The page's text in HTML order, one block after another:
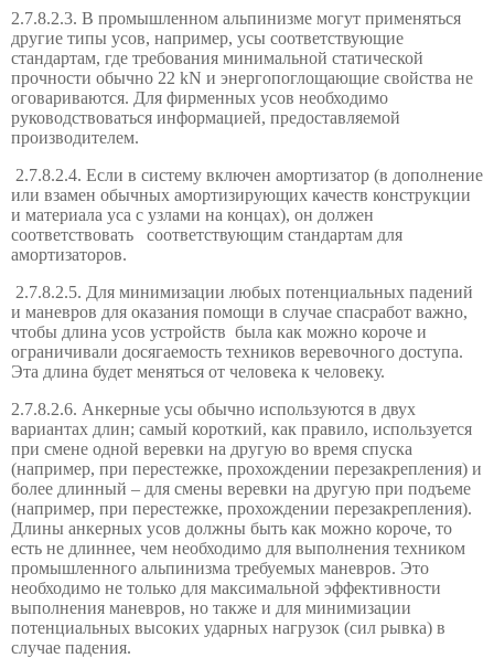
2.7.8.2.3. В промышленном альпинизме могут применяться
другие типы усов, например, усы соответствующие
стандартам, где требования минимальной статической
прочности обычно 22 kN и энергопоглощающие свойства не
оговариваются. Для фирменных усов необходимо
руководствоваться информацией, предоставляемой
производителем.
2.7.8.2.4. Если в систему включен амортизатор (в дополнение
или взамен обычных амортизирующих качеств конструкции
и материала уса с узлами на концах), он должен
соответствовать
соответствующим стандартам для
амортизаторов.
2.7.8.2.5. Для минимизации любых потенциальных падений
и маневров для оказания помощи в случае спасработ важно,
чтобы длина усов устройств была как можно короче и
ограничивали досягаемость техников веревочного доступа.
Эта длина будет меняться от человека к человеку.
2.7.8.2.6. Анкерные усы обычно используются в двух
вариантах длин; самый короткий, как правило, используется
при смене одной веревки на другую во время спуска
(например, при перестежке, прохождении перезакрепления) и
более длинный – для смены веревки на другую при подъеме
(например, при перестежке, прохождении перезакрепления).
Длины анкерных усов должны быть как можно короче, то
есть не длиннее, чем необходимо для выполнения техником
промышленного альпинизма требуемых маневров. Это
необходимо не только для максимальной эффективности
выполнения маневров, но также и для минимизации
потенциальных высоких ударных нагрузок (сил рывка) в
случае падения.